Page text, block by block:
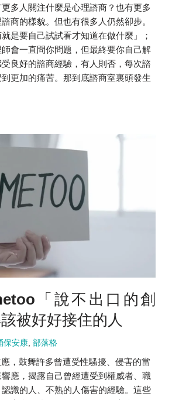
多人關注什麼是心理諮商？也有更多
商的樣貌。但也有很多人仍然卻步。
是要自己試試看才知道在做什麼」；
會一直問你問題，但最終要你自己解
良好的諮商經驗，有人則否，每次諮
更加的痛苦。那到底諮商室裏頭發生
「說不出口的創
被好好接住的人
保安康 部落格
，鼓舞許多曾遭受性騷擾、侵害的當
應，揭露自己曾經遭受到權威者、職
識的人、不熟的人傷害的經驗。這些